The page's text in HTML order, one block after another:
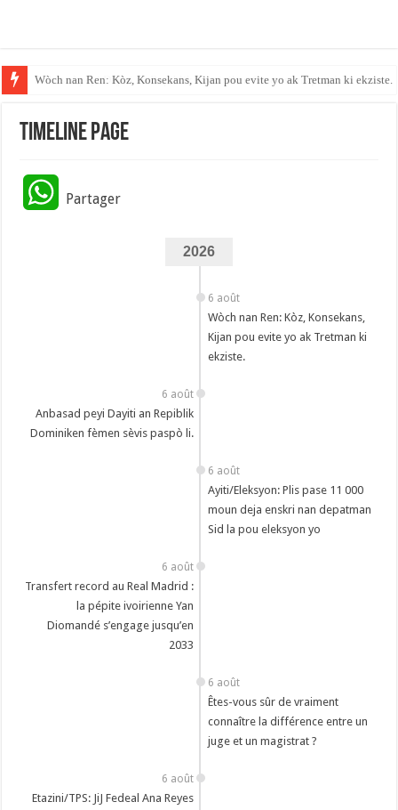
Anbasad peyi Dayiti an Repiblik Dominiken fèmen sèvis paspò li.
Timeline page
W
p
Partager
2026
6 août
Wòch nan Ren: Kòz, Konsekans,
Kijan pou evite yo ak Tretman ki
ekziste.
6 août
Anbasad peyi Dayiti an Repiblik
Dominiken fèmen sèvis paspò li.
6 août
Ayiti/Eleksyon: Plis pase 11 000
moun deja enskri nan depatman
Sid la pou eleksyon yo
6 août
Transfert record au Real Madrid :
la pépite ivoirienne Yan
Diomandé s’engage jusqu’en
2033
6 août
Êtes-vous sûr de vraiment
connaître la différence entre un
juge et un magistrat ?
6 août
Etazini/TPS: JiJ Fedeal Ana Reyes